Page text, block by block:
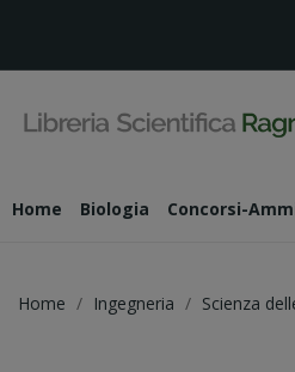
Home Biologia Concorsi-
Home Ingegneria Scienza